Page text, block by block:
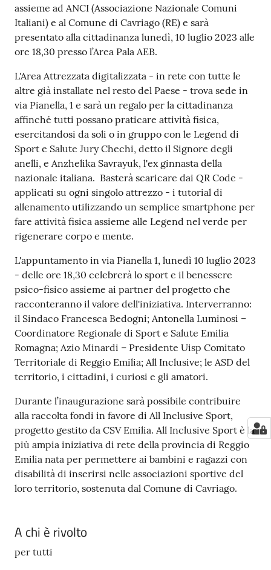
Contatti
orari
Seguici
su
assieme ad ANCI (Associazione Nazionale Comuni
Italiani) e al Comune di Cavriago (RE) e sarà
presentato alla cittadinanza lunedì, 10 luglio 2023 alle
ore 18,30 presso l’Area Pala AEB.
L'Area Attrezzata digitalizzata - in rete con tutte le
altre già installate nel resto del Paese - trova sede in
via Pianella, 1 e sarà un regalo per la cittadinanza
affinché tutti possano praticare attività fisica,
esercitandosi da soli o in gruppo con le Legend di
Sport e Salute Jury Chechi, detto il Signore degli
anelli, e Anzhelika Savrayuk, l'ex ginnasta della
nazionale italiana. Basterà scaricare dai QR Code -
applicati su ogni singolo attrezzo - i tutorial di
allenamento utilizzando un semplice smartphone per
fare attività fisica assieme alle Legend nel verde per
rigenerare corpo e mente.
L'appuntamento in via Pianella 1, lunedì 10 luglio 2023
- delle ore 18,30 celebrerà lo sport e il benessere
psico-fisico assieme ai partner del progetto che
racconteranno il valore dell'iniziativa. Interverranno:
il Sindaco Francesca Bedogni; Antonella Luminosi –
Coordinatore Regionale di Sport e Salute Emilia
Romagna; Azio Minardi – Presidente Uisp Comitato
Territoriale di Reggio Emilia; All Inclusive; le ASD del
territorio, i cittadini, i curiosi e gli amatori.
Durante l’inaugurazione sarà possibile contribuire
alla raccolta fondi in favore di All Inclusive Sport,
progetto gestito da CSV Emilia. All Inclusive Sport è la
più ampia iniziativa di rete della provincia di Reggio
Emilia nata per permettere ai bambini e ragazzi con
disabilità di inserirsi nelle associazioni sportive del
loro territorio, sostenuta dal Comune di Cavriago.
A chi è rivolto
per tutti